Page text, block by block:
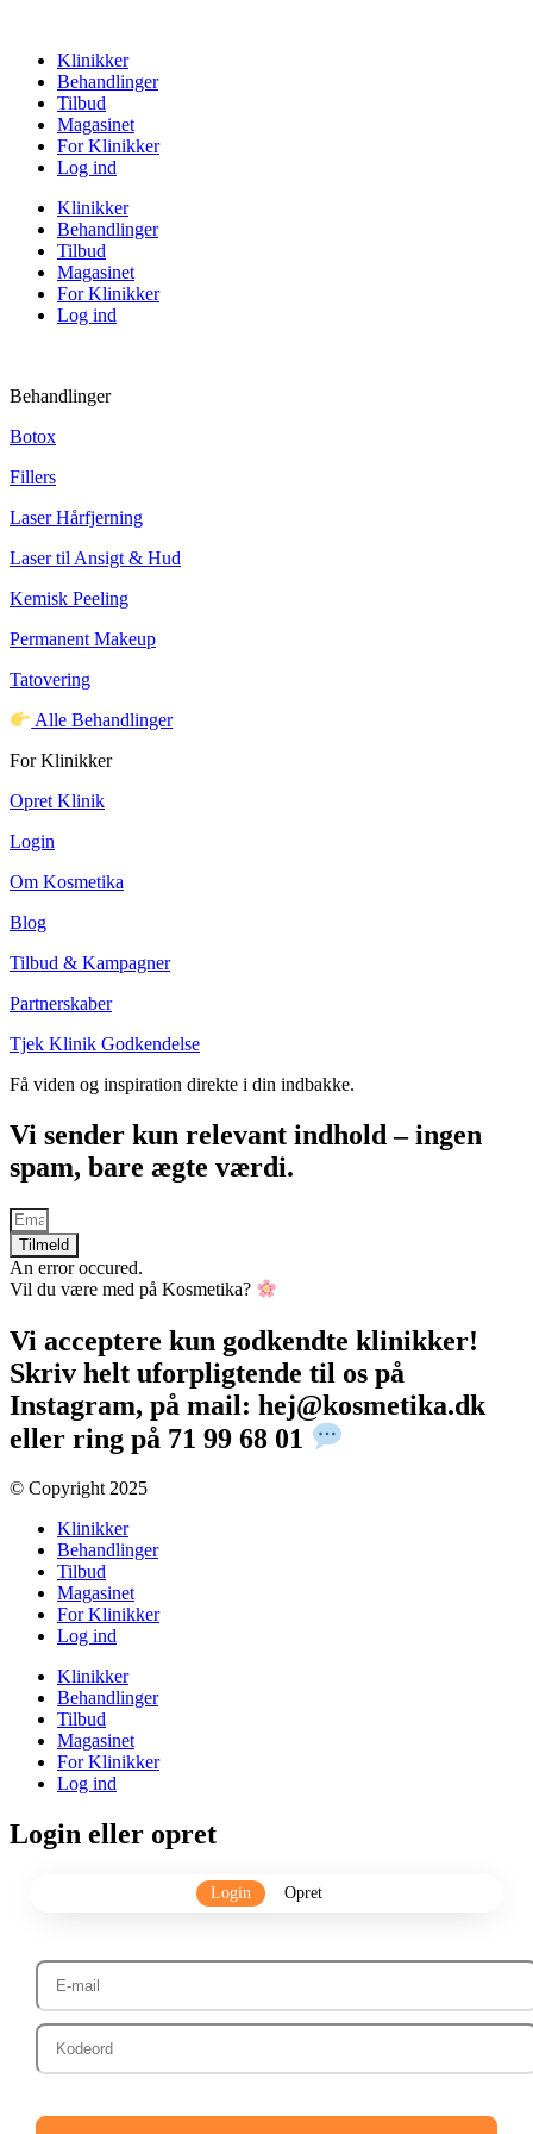
Klinikker
Behandlinger
Tilbud
Magasinet
For Klinikker
Log ind
Klinikker
Behandlinger
Tilbud
Magasinet
For Klinikker
Log ind
Behandlinger
Botox
Fillers
Laser Hårfjerning
Laser til Ansigt & Hud
Kemisk Peeling
Permanent Makeup
Tatovering
Alle Behandlinger
For Klinikker
Opret Klinik
Login
Om Kosmetika
Blog
Tilbud & Kampagner
Partnerskaber
Tjek Klinik Godkendelse
Få viden og inspiration direkte i din indbakke.
Vi sender kun relevant indhold – ingen
spam, bare ægte værdi.
Tilmeld
An error occured.
Vil du være med på Kosmetika?
Vi acceptere kun godkendte klinikker!
Skriv helt uforpligtende til os på
Instagram, på mail: hej@kosmetika.dk
eller ring på 71 99 68 01
© Copyright 2025​
Klinikker
Behandlinger
Tilbud
Magasinet
For Klinikker
Log ind
Klinikker
Behandlinger
Tilbud
Magasinet
For Klinikker
Log ind
Login eller opret
Login Opret